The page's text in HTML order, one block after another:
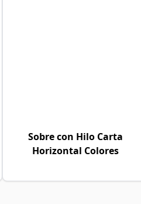
Sobre con Hilo Carta
Horizontal Colores